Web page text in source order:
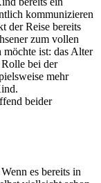
kommunizieren
der Reise bereits
zum vollen
möchte ist: das Alter
bei der
mehr
beider
es bereits in